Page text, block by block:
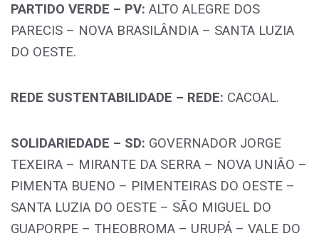
PARTIDO VERDE – PV: ALTO ALEGRE DOS
PARECIS – NOVA BRASILÂNDIA – SANTA LUZIA
DO OESTE.
REDE SUSTENTABILIDADE – REDE: CACOAL.
SOLIDARIEDADE – SD: GOVERNADOR JORGE
TEXEIRA – MIRANTE DA SERRA – NOVA UNIÃO –
PIMENTA BUENO – PIMENTEIRAS DO OESTE –
SANTA LUZIA DO OESTE – SÃO MIGUEL DO
GUAPORPE – THEOBROMA – URUPÁ – VALE DO